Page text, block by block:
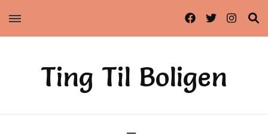
Ting Til Boligen